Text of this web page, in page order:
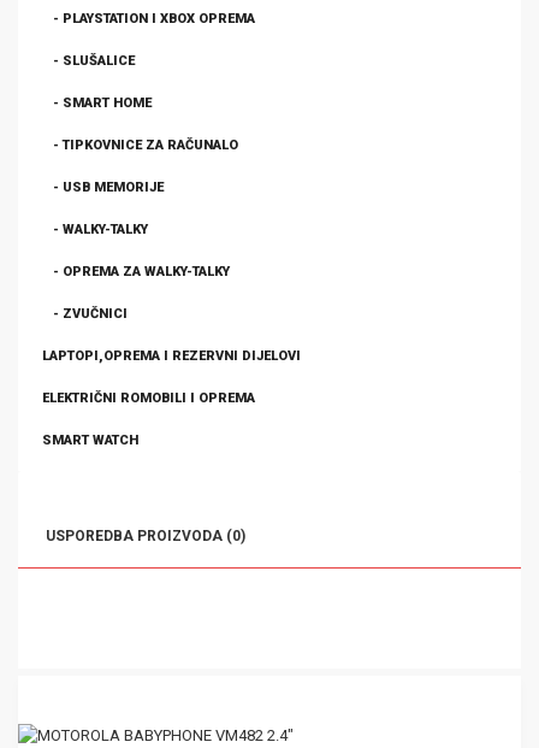
- PLAYSTATION I XBOX OPREMA
- SLUŠALICE
- SMART HOME
- TIPKOVNICE ZA RAČUNALO
- USB MEMORIJE
- WALKY-TALKY
- OPREMA ZA WALKY-TALKY
- ZVUČNICI
LAPTOPI,OPREMA I REZERVNI DIJELOVI
ELEKTRIČNI ROMOBILI I OPREMA
SMART WATCH
USPOREDBA PROIZVODA (0)